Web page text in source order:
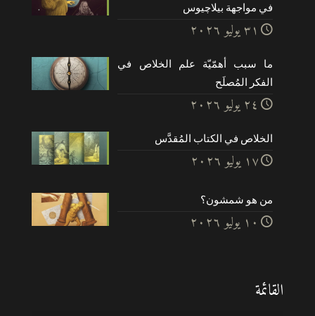
في مواجهة بيلاچيوس
۳۱ يوليو ۲۰۲٦
ما سبب أهمّيّة علم الخلاص في
الفكر المُصلَح
۲٤ يوليو ۲۰۲٦
الخلاص في الكتاب المُقدَّس
۱۷ يوليو ۲۰۲٦
من هو شمشون؟
۱۰ يوليو ۲۰۲٦
القائمة